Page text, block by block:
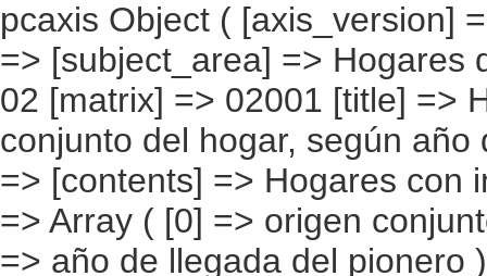
pcaxis Object ( [axis_version] => [creation_date] => 20080709 [note] => [subject_area] => Hogares de los inmigrantes [subject_code] => 02 [matrix] => 02001 [title] => Hogares con inmigrantes por origen conjunto del hogar, según año de llegada del pionero [description] => [contents] => Hogares con inmigrantes [units] => hogares [stub] => Array ( [0] => origen conjunto del hogar ) [heading] => Array ( [0] => año de llegada del pionero ) [prestext] => [values] => Array ( [:www.ine.es tel: " "+34 91 5839100 "; VALUES("origen conjunto del hogar] => Array ( [0] => Total [1] => HOGAR SÓLO CON INMIGRANTES [2] => Hogar con inmigrantes, todos ellos procedentes de países europeos [3] => Hogar con inmigrantes, todos ellos procedentes de países africanos [4] => Hogar con inmigrantes, todos ellos procedentes de americanos [5] => Hogar con inmigrantes, todos ellos procedentes de países asiáticos o de Oceanía [6] => Hogar con inmigrantes, todos ellos procedentes de alguna combinación de las agrupaciones de países anteriores [7] => HOGAR DE ESPAÑOLES E INMIGRANTES [8] => Hogar de españoles e inmigrantes procedentes de países europeos [9] => Hogar de españoles e inmigrantes procedentes de países africanos [10] => Hogar de españoles e inmigrantes procedentes de países americanos [11] => Hogar de españoles e inmigrantes procedentes de países asiáticos o de Oceanía [12] => Hogar de españoles e inmigrantes procedentes de alguna combinación de las agrupaciones de países anteriores ) [año de llegada del pionero] => Array ( [0] => Total [1] => 2005 y posteriores [2] => 2.002 a 2.004 [3] => 1.996 a 2.001 [4] => 1.991 a 1.995 [5] => 1.990 y anteriores [6] => No sabe ) ) [codes] => Array ( )